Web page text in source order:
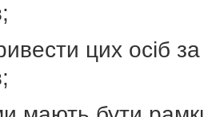
цих осіб за